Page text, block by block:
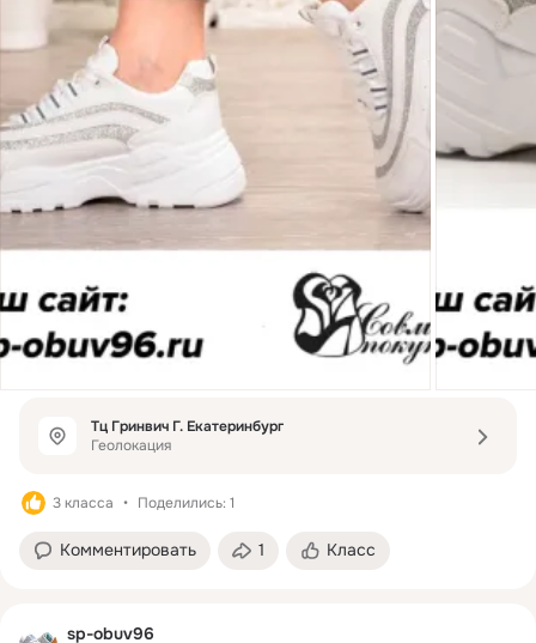
Тц Гринвич Г. Екатеринбург
Геолокация
3 класса Поделились: 1
Комментировать 1 Класс
sp-obuv96